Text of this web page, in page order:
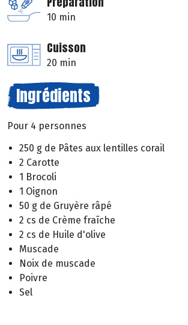
10 min
Cuisson
20 min
Ingrédients
Pour 4 personnes
250 g de Pâtes aux lentilles corail
2 Carotte
1 Brocoli
1 Oignon
50 g de Gruyère râpé
2 cs de Crème fraîche
2 cs de Huile d'olive
Muscade
Noix de muscade
Poivre
Sel